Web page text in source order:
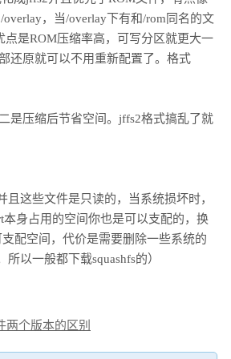
，当/overlay下有和/rom同名的文
是ROM压缩率高，可写分区就更大一
还原就可以不用重新配置了。格式
是压缩后节省空间。jffs2格式搞乱了就
这些文件是只读的，当系统损坏时，
身占用的空间你也是可以支配的，换
配空间，代价是需要删除一些系统的
以一般都下载squashfs的）
两个版本的区别